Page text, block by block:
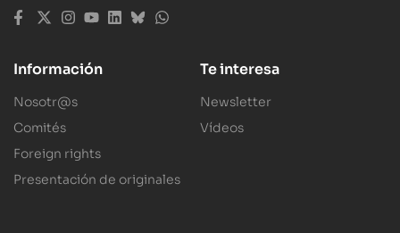
Información
Nosotr@s
Comités
Foreign rights
Presentación de originales
Te interesa
Newsletter
Vídeos